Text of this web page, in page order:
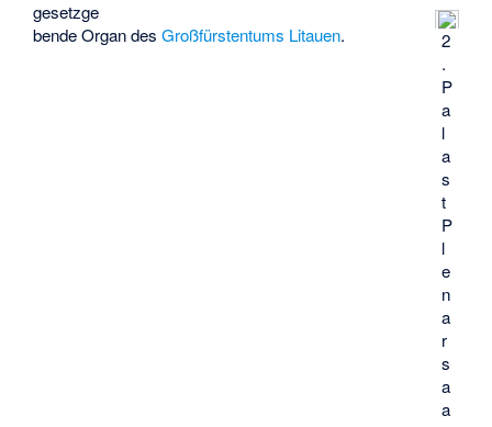
2
.
P
a
l
a
s
t
P
l
e
n
a
r
s
a
a
gesetzge
bende Organ desGroßfürstentums Litauen.